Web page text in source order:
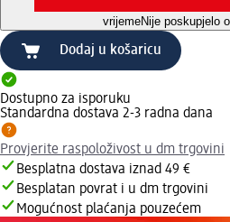
vrijemeNije poskupjelo
Dodaj u košaricu
Dostupno za isporuku
Standardna dostava 2-3 radna dana
Provjerite raspoloživost u dm trgovini
Besplatna dostava iznad 49 €
Besplatan povrat i u dm trgovini
Mogućnost plaćanja pouzećem